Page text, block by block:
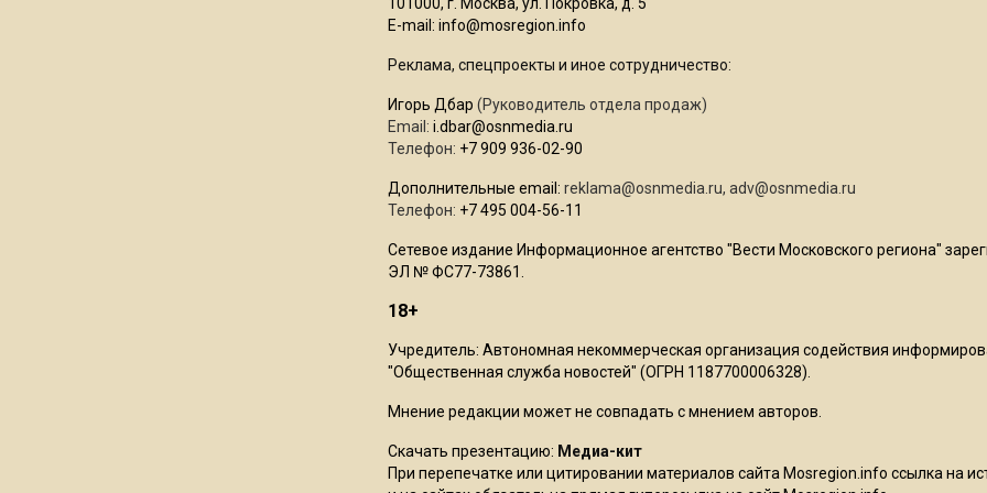
E-mail: info@mosregion.info
Реклама, спецпроекты и иное сотрудничество:
Игорь Дбар (Руководитель отдела продаж)
Email: i.dbar@osnmedia.ru
Телефон: +7 909 936-02-90
Дополнительные email: reklama@osnmedia.ru, adv@osnmedia.ru
Телефон: +7 495 004-56-11
Сетевое издание Информационное агентство "Вести Московского региона"
ЭЛ № ФС77-73861.
18+
Учредитель: Автономная некоммерческая организация содействия
"Общественная служба новостей" (ОГРН 1187700006328).
Мнение редакции может не совпадать с мнением авторов.
Скачать презентацию: Медиа-кит
При перепечатке или цитировании материалов сайта Mosregion.info ссылка на